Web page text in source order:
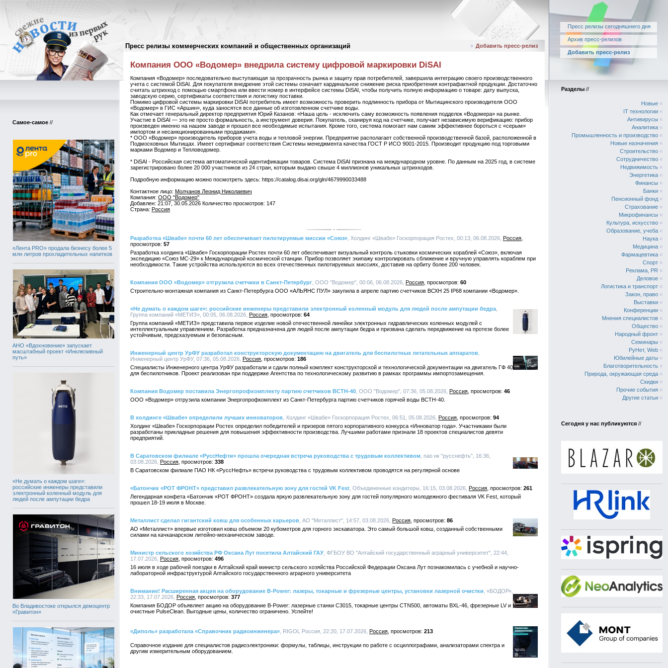
Пресс релизы коммерческих компаний и общественных организаций
Пресс релизы сегодняшнего дня
Архив пресс-релизов
Добавить пресс-релиз
Самое-самое //
«Лента PRO» продала бизнесу более 5
млн литров прохладительных напитков
АНО «Вдохновение» запускает
масштабный проект «Инклюзивный
путь»
«Не думать о каждом шаге»:
российские инженеры представили
электронный коленный модуль для
людей после ампутации бедра
Во Владивостоке открылся демоцентр
«Гравитон»
Пресс-релизы// » Добавить пресс-релиз
Компания ООО «Водомер» внедрила систему цифровой маркировки DiSAI
Компания «Водомер» последовательно выступающая за прозрачность рынка и защиту прав потребителей, завершила интеграцию своего производственного
учета с системой DiSAI. Для покупателя внедрение этой системы означает кардинальное снижение риска приобретения контрафактной продукции. Достаточно
считать штрихкод с помощью смартфона или ввести номер в интерфейсе системы DiSAI, чтобы получить полную информацию о товаре: дату выпуска,
заводскую серию, сертификаты соответствия и логистику поставки.
Помимо цифровой системы маркировки DiSAI потребитель имеет возможность проверить подлинность прибора от Мытищинского производителя ООО
«Водомер» в ГИС «Аршин», куда заносятся все данные об изготовленном счетчике воды.
Как отмечает генеральный директор предприятия Юрий Казанов: «Наша цель - исключить саму возможность появления подделок «Водомера» на рынке.
Участие в DiSAI — это не просто формальность, а инструмент доверия. Покупатель, сканируя код на счетчике, получает независимую верификацию: прибор
произведен именно на нашем заводе и прошел все необходимые испытания. Кроме того, система помогает нам самим эффективнее бороться с «серым»
импортом и несанкционированными продажами».
* ООО «Водомер» производитель приборов учета воды и тепловой энергии. Предприятие располагает собственной производственной базой, расположенной в
Подмосковных Мытищах. Имеет сертификат соответствия Системы менеджмента качества ГОСТ Р ИСО 9001-2015. Производит продукцию под торговыми
марками Водомер и Тепловодомер.
* DiSAI - Российская система автоматической идентификации товаров. Система DiSAI признана на международном уровне. По данным на 2025 год, в системе
зарегистрировано более 20 000 участников из 24 стран, которым выдано свыше 4 миллионов уникальных штрихкодов.
Подробную информацию можно посмотреть здесь: https://catalog.disai.org/gln/4679990033488
Контактное лицо: Молчанов Леонид Николаевич
Компания: ООО "Водомер"
Добавлен: 21:07, 30.05.2026 Количество просмотров: 147
Страна: Россия
Разработка «Швабе» почти 60 лет обеспечивает пилотируемые миссии «Союз» , Холдинг «Швабе» Госкорпорация Ростех, 00:13, 06.08.2026, Россия
57
Разработка холдинга «Швабе» Госкорпорации Ростех почти 60 лет обеспечивает визуальный контроль стыковки космических кораблей «Союз», включая
экспедицию «Союз МС-29» к Международной космической станции. Прибор позволяет экипажу контролировать сближение и вручную управлять кораблем при
необходимости. Такие устройства используются во всех отечественных пилотируемых миссиях, доставив на орбиту более 200 человек.
Компания ООО «Водомер» отгрузила счетчики в Санкт-Петербург , ООО "Водомер", 00:06, 06.08.2026, Россия
60
Строительно-монтажная компания из Санкт-Петербурга ООО «АЛЬЯНС ПУЛ» закупила в апреле партию счетчиков ВСХН 25 IP68 компании «Водомер».
«Не думать о каждом шаге»: российские инженеры представили электронный коленный модуль для людей после ампутации бедра
Группа компаний «МЕТИЗ», 00:05, 06.08.2026, Россия
64
Группа компаний «МЕТИЗ» представила первое изделие новой отечественной линейки электронных гидравлических коленных модулей с
интеллектуальным управлением. Разработка предназначена для людей после ампутации бедра и призвана сделать передвижение на протезе более
устойчивым, предсказуемым и безопасным.
Инженерный центр УрФУ разработал конструкторскую документацию на двигатель для беспилотных летательных аппаратов
Инженерный центр УрФУ, 07:36, 05.08.2026, Россия
186
Специалисты Инженерного центра УрФУ разработали и сдали полный комплект конструкторской и технологической документации на двигатель ГФ 40
для беспилотников. Проект реализован при поддержке Агентства по технологическому развитию в рамках программы импортозамещения.
Компания Водомер поставила Энергопрофкомплекту партию счетчиков ВСТН-40 , ООО "Водомер", 07:36, 05.08.2026, Россия
46
ООО «Водомер» отгрузила компании Энергопрофкомплект из Санкт-Петербурга партию счетчиков горячей воды ВСТН-40.
В холдинге «Швабе» определили лучших инноваторов , Холдинг «Швабе» Госкорпорация Ростех, 06:51, 05.08.2026, Россия
94
Холдинг «Швабе» Госкорпорации Ростех определил победителей и призеров пятого корпоративного конкурса «Инноватор года». Участниками были
разработаны прикладные решения для повышения эффективности производства. Лучшими работами признали 18 проектов специалистов девяти
предприятий.
В Саратовском филиале «РуссНефти» прошла очередная встреча руководства с трудовым коллективом , пао нк "русснефть", 16:36,
03.08.2026, Россия
338
В Саратовском филиале ПАО НК «РуссНефть» встречи руководства с трудовым коллективом проводятся на регулярной основе
«Батончик «РОТ ФРОНТ» представил развлекательную зону для гостей VK Fest , Объединенные кондитеры, 16:15, 03.08.2026, Россия
261
Легендарная конфета «Батончик «РОТ ФРОНТ» создала яркую развлекательную зону для гостей популярного молодежного фестиваля VK Fest, который
прошел 18-19 июля в Москве.
Металлист сделал гигантский ковш для особенных карьеров , АО "Металлист", 14:57, 03.08.2026, Россия
86
АО «Металлист» впервые изготовил ковш объемом 20 кубометров для горного экскаватора. Это самый большой ковш, созданный собственными
силами на качканарском литейно-механическом заводе.
Министр сельского хозяйства РФ Оксана Лут посетила Алтайский ГАУ , ФГБОУ ВО "Алтайский государственный аграрный университет", 22:44,
17.07.2026, Россия
496
16 июля в ходе рабочей поездки в Алтайский край министр сельского хозяйства Российской Федерации Оксана Лут познакомилась с учебной и научно-
лабораторной инфраструктурой Алтайского государственного аграрного университета
Внимание! Расширенная акция на оборудование B-Power: лазеры, токарные и фрезерные центры, установки лазерной очистки , «БОДОР»,
22:33, 17.07.2026, Россия
377
Компания БОДОР объявляет акцию на оборудование B-Power: лазерные станки C3015, токарные центры CTN500, автоматы BXL-46, фрезерные LV и
очистные PulseClean. Выгодные цены, количество ограничено. Успейте!
«Диполь» разработала «Справочник радиоинженера» , RIGOL Россия, 22:20, 17.07.2026, Россия 213
Справочное издание для специалистов радиоэлектроники: формулы, таблицы, инструкции по работе с осциллографами, анализаторами спектра и
другим измерительным оборудованием.
Разделы //
Новые «
IT технологии «
Антивирусы «
Аналитика «
Промышленность и производство «
Новые назначения «
Строительство «
Сотрудничество «
Недвижимость «
Энергетика «
Финансы «
Банки «
Пенсионный фонд «
Страхование «
Микрофинансы «
Культура, искусство «
Образование, учеба «
Наука «
Медицина «
Фармацевтика «
Спорт «
Реклама, PR «
Деловое «
Логистика и транспорт «
Закон, право «
Выставки «
Конференции «
Мнения специалистов «
Общество «
Народный фронт «
Семинары «
РуНет, Web «
Юбилейные даты «
Благотворительность «
Природа, окружающая среда «
Скидки «
Прочие события «
Другие статьи «
Сегодня у нас публикуются //